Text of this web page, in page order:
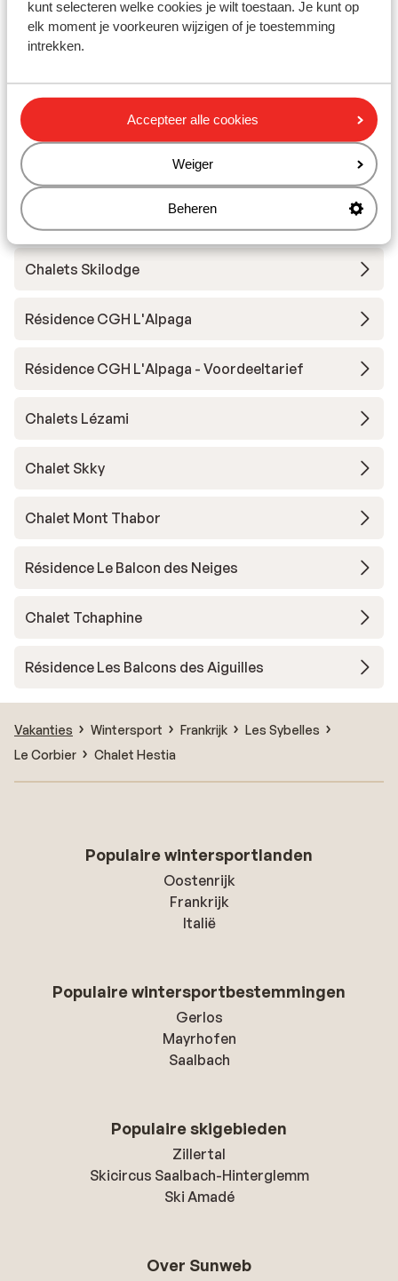
kunt selecteren welke cookies je wilt toestaan. Je kunt op
elk moment je voorkeuren wijzigen of je toestemming
intrekken.
Accepteer alle cookies
Weiger
Beheren
Résidence Club MMV l'Etoile des Sybelles
Résidence Club MMV l'Etoile des Sybelles -
Résidence Le Hameau du Moulin
Chalet Colette
Chalets Skilodge
Résidence CGH L'Alpaga
Résidence CGH L'Alpaga - Voordeeltarief
Chalets Lézami
Chalet Skky
Chalet Mont Thabor
Résidence Le Balcon des Neiges
Chalet Tchaphine
Résidence Les Balcons des Aiguilles
Vakanties Wintersport Frankrijk
Les Sybelles
Le Corbier
Chalet Hestia
Populaire wintersportlanden
Oostenrijk
Frankrijk
Italië
Populaire wintersportbestemmingen
Gerlos
Mayrhofen
Saalbach
Populaire skigebieden
Zillertal
Skicircus Saalbach-Hinterglemm
Ski Amadé
Over Sunweb